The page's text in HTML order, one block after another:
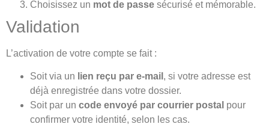
Choisissez un mot de passe sécurisé et mémorable.
Validation
L’activation de votre compte se fait :
Soit via un lien reçu par e-mail , si votre adresse est
déjà enregistrée dans votre dossier.
Soit par un code envoyé par courrier postal pour
confirmer votre identité, selon les cas.